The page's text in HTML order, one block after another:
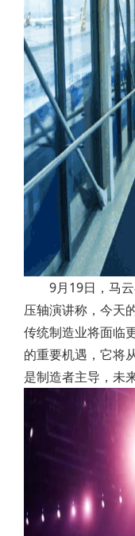
9月19日，马
压轴演讲称，今天
传统制造业将面临
的重要机遇，它将
是制造者主导，未